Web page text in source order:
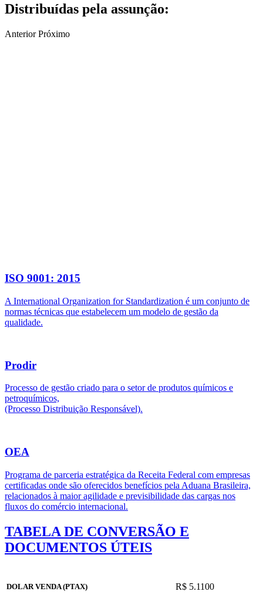
Distribuídas pela assunção:
Anterior Próximo
ISO 9001: 2015
A International Organization for Standardization é um conjunto de
normas técnicas que estabelecem um modelo de gestão da
qualidade.
Prodir
Processo de gestão criado para o setor de produtos químicos e
petroquímicos,
(Processo Distribuição Responsável).
OEA
Programa de parceria estratégica da Receita Federal com empresas
certificadas onde são oferecidos benefícios pela Aduana Brasileira,
relacionados à maior agilidade e previsibilidade das cargas nos
fluxos do comércio internacional.
TABELA DE CONVERSÃO E
DOCUMENTOS ÚTEIS
DOLAR VENDA (PTAX) R$ 5.1100